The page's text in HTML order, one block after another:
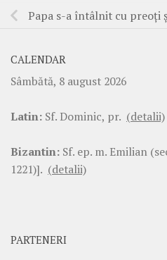
Papa s-a întâlnit cu preoţi
CALENDAR
Sâmbătă, 8 august 2026
Latin: Sf. Dominic, pr. (detalii)
Bizantin: Sf. ep. m. Emilian
1221)]. (detalii)
PARTENERI